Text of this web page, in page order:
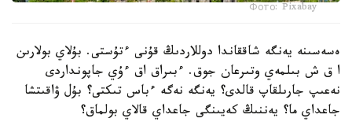
Фото: Pixabay
ەسەسىنە يەنگە شاققاندا دوللاردىڭ قۇنى ءتۇستى. بۇلاي بولارىن
ا ق ش بىلمەي وتىرعان جوق. ءبىراق اق ءۇي جاپونداردى
نەعىپ جارىلقاپ قالدى؟ يەنگە نەگە ءباس تىكتى؟ بۇل ۋاقىتشا
جاعداي ما؟ يەننىڭ كەيىنگى جاعداي قالاي بولماق؟